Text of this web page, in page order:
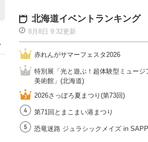
北海道イベントランキング
8月8日 9:32更新
赤れんがサマーフェスタ2026
特別展「光と遊ぶ！超体験型ミュー
美術館」(北海道)
2026さっぽろ夏まつり(第73回)
第71回とまこまい港まつり
恐竜迷路 ジュラシックメイズ in